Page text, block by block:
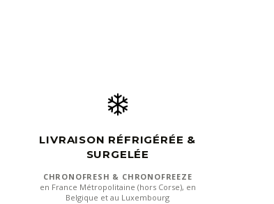
LIVRAISON RÉFRIGÉRÉE &
SURGELÉE
CHRONOFRESH & CHRONOFREEZE
en France Métropolitaine (hors Corse), en
Belgique et au Luxembourg